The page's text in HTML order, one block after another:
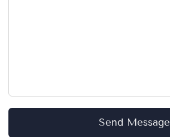
Send Message